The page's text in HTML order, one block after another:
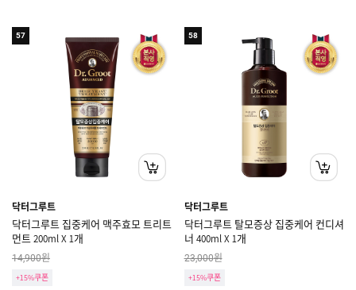
57
닥터그루트
닥터그루트 집중케어 맥주효모 트리트
먼트 200ml X 1개
14,900원
+15%쿠폰
58
닥터그루트
닥터그루트 탈모증상 집중케어 컨디셔
너 400ml X 1개
23,000원
+15%쿠폰